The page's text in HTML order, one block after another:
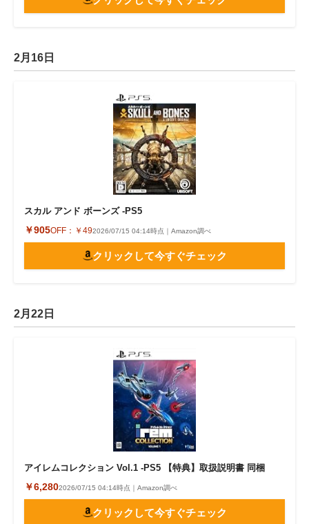
2月16日
スカル アンド ボーンズ -PS5
￥905OFF： ￥492026/07/15 04:14時点｜Amazon調べ
クリックして今すぐチェック
2月22日
アイレムコレクション Vol.1 -PS5 【特典】取扱説明書 同梱
￥6,2802026/07/15 04:14時点｜Amazon調べ
クリックして今すぐチェック